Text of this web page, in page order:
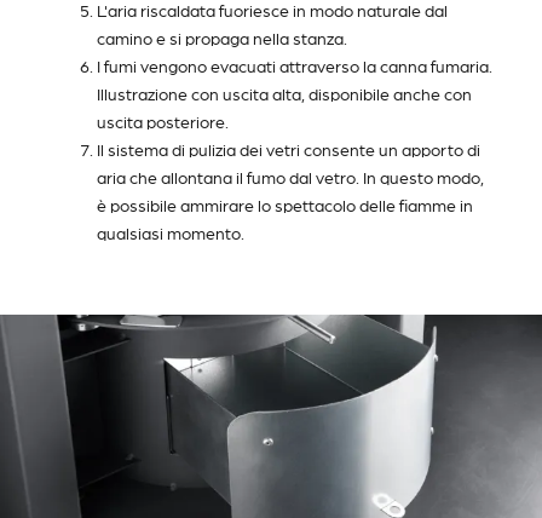
L'aria riscaldata fuoriesce in modo naturale dal
camino e si propaga nella stanza.
I fumi vengono evacuati attraverso la canna fumaria.
Illustrazione con uscita alta, disponibile anche con
uscita posteriore.
Il sistema di pulizia dei vetri consente un apporto di
aria che allontana il fumo dal vetro. In questo modo,
è possibile ammirare lo spettacolo delle fiamme in
qualsiasi momento.